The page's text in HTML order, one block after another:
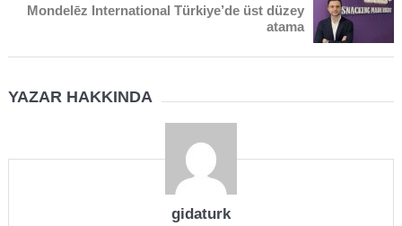
Mondelēz International Türkiye’de üst düzey
atama
YAZAR HAKKINDA
gidaturk